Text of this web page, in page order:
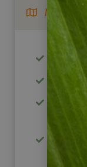
ab/
ab 2
See